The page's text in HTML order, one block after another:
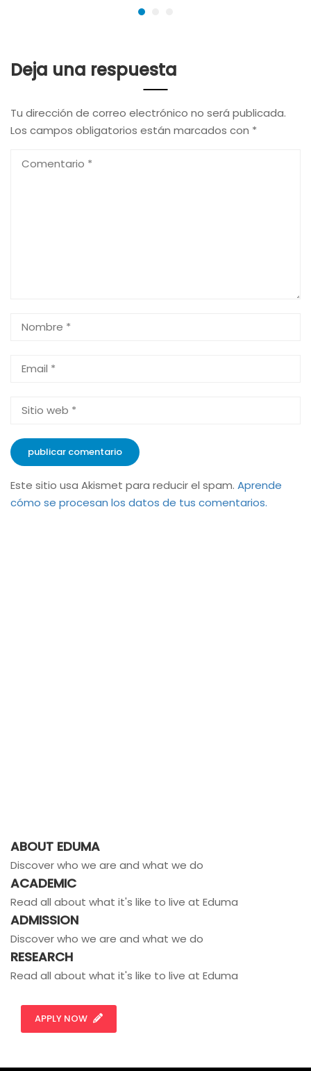
Deja una respuesta
Tu dirección de correo electrónico no será publicada.
Los campos obligatorios están marcados con *
Este sitio usa Akismet para reducir el spam. Aprende
cómo se procesan los datos de tus comentarios.
ABOUT EDUMA
Discover who we are and what we do
ACADEMIC
Read all about what it's like to live at Eduma
ADMISSION
Discover who we are and what we do
RESEARCH
Read all about what it's like to live at Eduma
APPLY NOW